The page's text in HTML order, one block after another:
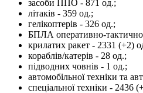
засоби ППО - 871 од.;
літаків - 359 од.;
гелікоптерів - 326 од.;
БПЛА оперативно-
крилатих ракет - 2331 (+2)
кораблів/катерів - 28 од.;
підводних човнів - 1 од.;
автомобільної техніки та
спеціальної техніки - 2436